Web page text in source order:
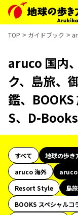
TOP ガイドブック
aruco 国内
ク、島旅、
鑑、
S、D-
すべて 地球の歩き
aruco 海外
aruco
Resort Style
島旅
BOOKS スペシャルコ